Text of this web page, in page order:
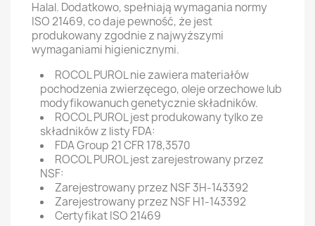
Halal. Dodatkowo, spełniają wymagania normy
ISO 21469, co daje pewność, że jest
produkowany zgodnie z najwyższymi
wymaganiami higienicznymi.
ROCOL PUROL nie zawiera materiałów
pochodzenia zwierzęcego, oleje orzechowe lub
modyfikowanuch genetycznie składników.
ROCOL PUROL jest produkowany tylko ze
składników z listy FDA:
FDA Group 21 CFR 178,3570
ROCOL PUROL jest zarejestrowany przez
NSF:
Zarejestrowany przez NSF 3H-143392
Zarejestrowany przez NSF H1-143392
Certyfikat ISO 21469